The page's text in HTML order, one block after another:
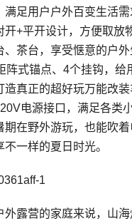
满足用户户外百变生活
开+平开设计，方便取放
、茶台，享受惬意的户
阵式锚点、4个挂钩，给
造真正的超好玩万能改
电源接口，满足各类
期在野外游玩，也能吹
不一样的夏日时光。
外露营的家庭来说，山